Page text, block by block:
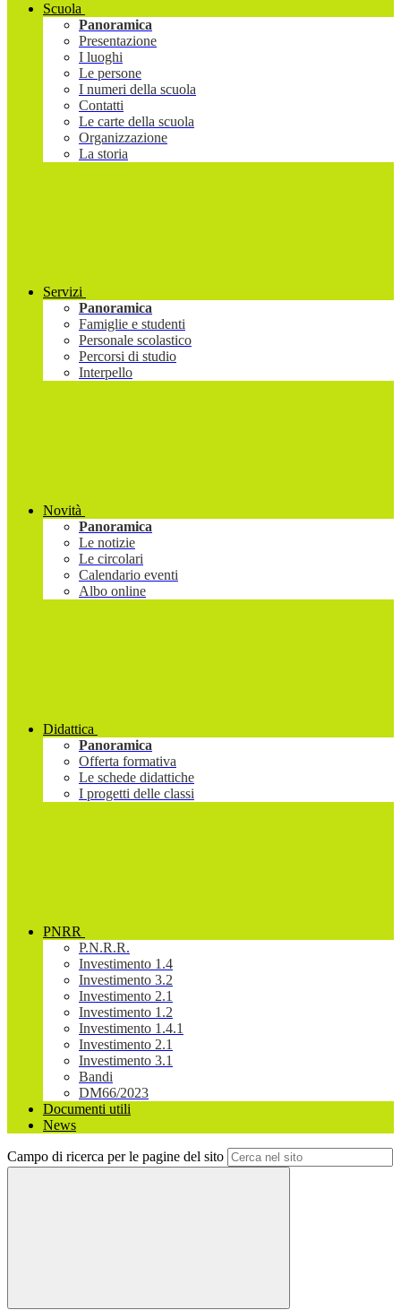
Scuola
Panoramica
Presentazione
I luoghi
Le persone
I numeri della scuola
Contatti
Le carte della scuola
Organizzazione
La storia
Servizi
Panoramica
Famiglie e studenti
Personale scolastico
Percorsi di studio
Interpello
Novità
Panoramica
Le notizie
Le circolari
Calendario eventi
Albo online
Didattica
Panoramica
Offerta formativa
Le schede didattiche
I progetti delle classi
PNRR
P.N.R.R.
Investimento 1.4
Investimento 3.2
Investimento 2.1
Investimento 1.2
Investimento 1.4.1
Investimento 2.1
Investimento 3.1
Bandi
DM66/2023
Documenti utili
News
Campo di ricerca per le pagine del sito